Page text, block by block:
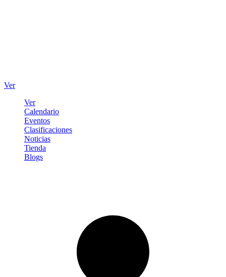
Ver
Ver
Calendario
Eventos
Clasificaciones
Noticias
Tienda
Blogs